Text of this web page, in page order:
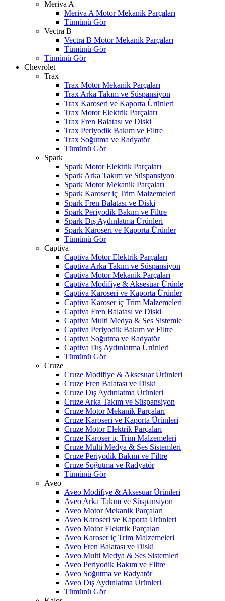
Meriva A
Meriva A Motor Mekanik Parçaları
Tümünü Gör
Vectra B
Vectra B Motor Mekanik Parçaları
Tümünü Gör
Tümünü Gör
Chevrolet
Trax
Trax Motor Mekanik Parçaları
Trax Arka Takım ve Süspansiyon
Trax Karoseri ve Kaporta Ürünleri
Trax Motor Elektrik Parçaları
Trax Fren Balatası ve Diski
Trax Periyodik Bakım ve Filtre
Trax Soğutma ve Radyatör
Tümünü Gör
Spark
Spark Motor Elektrik Parçaları
Spark Arka Takım ve Süspansiyon
Spark Motor Mekanik Parçaları
Spark Karoser iç Trim Malzemeleri
Spark Fren Balatası ve Diski
Spark Periyodik Bakım ve Filtre
Spark Dış Aydınlatma Ürünleri
Spark Karoseri ve Kaporta Ürünler
Tümünü Gör
Captiva
Captiva Motor Elektrik Parçaları
Captiva Arka Takım ve Süspansiyon
Captiva Motor Mekanik Parçaları
Captiva Modifiye & Aksesuar Ürünle
Captiva Karoseri ve Kaporta Ürünler
Captiva Karoser iç Trim Malzemeleri
Captiva Fren Balatası ve Diski
Captiva Multi Medya & Ses Sistemle
Captiva Periyodik Bakım ve Filtre
Captiva Soğutma ve Radyatör
Captiva Dış Aydınlatma Ürünleri
Tümünü Gör
Cruze
Cruze Modifiye & Aksesuar Ürünleri
Cruze Fren Balatası ve Diski
Cruze Dış Aydınlatma Ürünleri
Cruze Arka Takım ve Süspansiyon
Cruze Motor Mekanik Parçaları
Cruze Karoseri ve Kaporta Ürünleri
Cruze Motor Elektrik Parçaları
Cruze Karoser iç Trim Malzemeleri
Cruze Multi Medya & Ses Sistemleri
Cruze Periyodik Bakım ve Filtre
Cruze Soğutma ve Radyatör
Tümünü Gör
Aveo
Aveo Modifiye & Aksesuar Ürünleri
Aveo Arka Takım ve Süspansiyon
Aveo Motor Mekanik Parçaları
Aveo Karoseri ve Kaporta Ürünleri
Aveo Motor Elektrik Parçaları
Aveo Karoser iç Trim Malzemeleri
Aveo Fren Balatası ve Diski
Aveo Multi Medya & Ses Sistemleri
Aveo Periyodik Bakım ve Filtre
Aveo Soğutma ve Radyatör
Aveo Dış Aydınlatma Ürünleri
Tümünü Gör